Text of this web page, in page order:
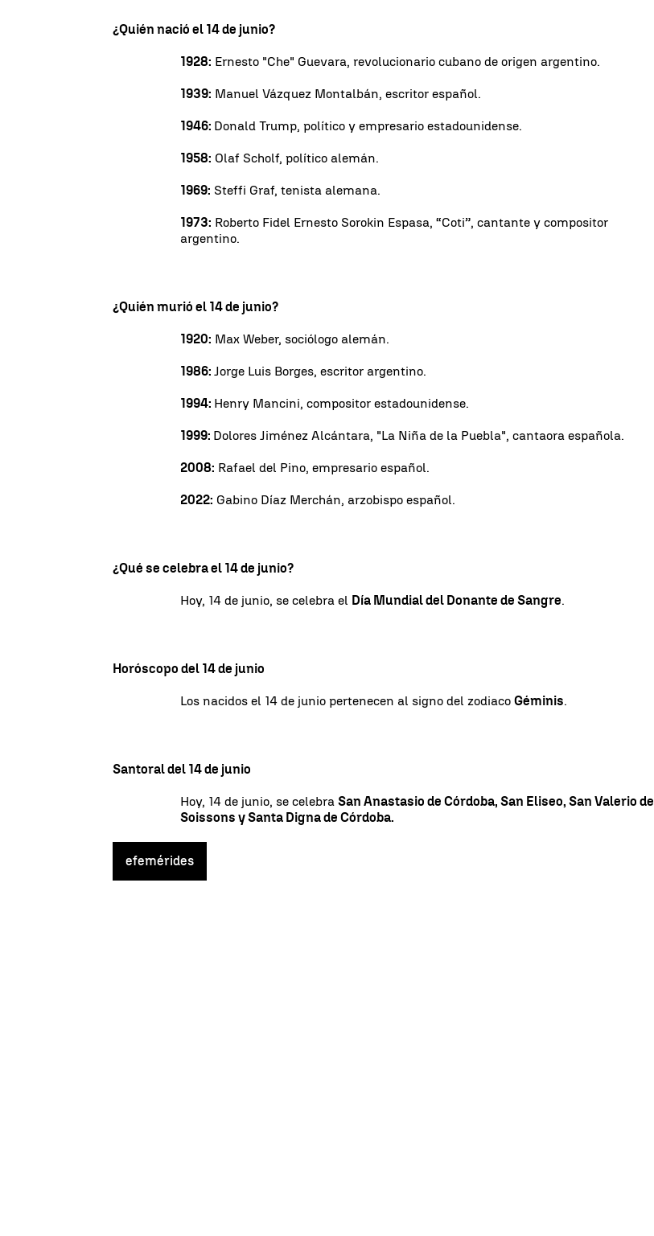
¿Quién nació el 14 de junio?
1928: Ernesto "Che" Guevara, revolucionario cubano de origen argentino.
1939: Manuel Vázquez Montalbán, escritor español.
1946: Donald Trump, político y empresario estadounidense.
1958: Olaf Scholf, político alemán.
1969: Steffi Graf, tenista alemana.
1973: Roberto Fidel Ernesto Sorokin Espasa, “Coti”, cantante y compositor
argentino.
¿Quién murió el 14 de junio?
1920: Max Weber, sociólogo alemán.
1986:Jorge Luis Borges, escritor argentino.
1994: Henry Mancini, compositor estadounidense.
1999: Dolores Jiménez Alcántara, "La Niña de la Puebla", cantaora española.
2008: Rafael del Pino, empresario español.
2022: Gabino Díaz Merchán, arzobispo español.
¿Qué se celebra el 14 de junio?
Hoy, 14 de junio, se celebra el Día Mundial del Donante de Sangre.
Horóscopo del 14 de junio
Los nacidos el 14 de junio pertenecen al signo del zodiacoGéminis.
Santoral del 14 de junio
Hoy, 14 de junio, se celebraSan Anastasio de Córdoba, San Eliseo, San Valerio de
Soissons y Santa Digna de Córdoba.
efemérides